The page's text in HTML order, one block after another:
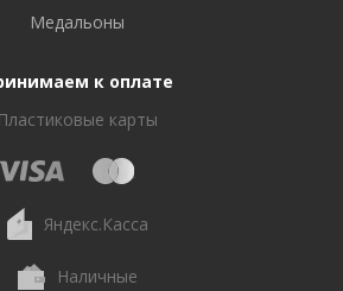
Медальоны
к оплате
Пластиковые карты
Яндекс.Касса
Наличные